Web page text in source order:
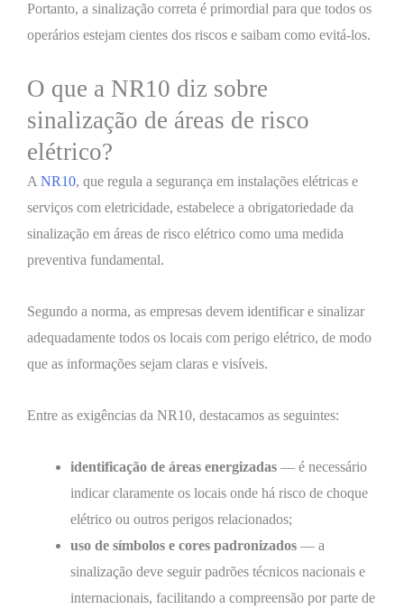
Portanto, a sinalização correta é primordial para que todos os
operários estejam cientes dos riscos e saibam como evitá-los.
O que a NR10 diz sobre
sinalização de áreas de risco
elétrico?
A NR10, que regula a segurança em instalações elétricas e
serviços com eletricidade, estabelece a obrigatoriedade da
sinalização em áreas de risco elétrico como uma medida
preventiva fundamental.
Segundo a norma, as empresas devem identificar e sinalizar
adequadamente todos os locais com perigo elétrico, de modo
que as informações sejam claras e visíveis.
Entre as exigências da NR10, destacamos as seguintes:
identificação de áreas energizadas — é necessário
indicar claramente os locais onde há risco de choque
elétrico ou outros perigos relacionados;
uso de símbolos e cores padronizados — a
sinalização deve seguir padrões técnicos nacionais e
internacionais, facilitando a compreensão por parte de